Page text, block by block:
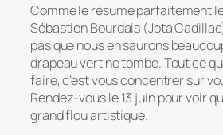
Comme le résume parfaitement
Sébastien Bourdais (Jota
pas que nous en saurons
drapeau vert ne tombe. Tout ce
faire, c’est vous concentrer sur
Rendez-vous le 13 juin pour voir
grand flou artistique.